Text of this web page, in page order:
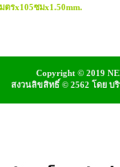
ตรx105ซมx1.50mm.
Copyright © 2019
สงวนลิขสิทธิ์ © 2562 โดย บ